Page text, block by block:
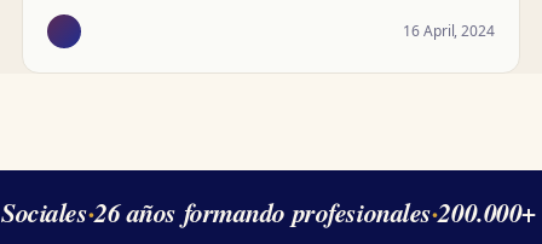
16 April, 2024
·26 años formando profesionales·200.000+